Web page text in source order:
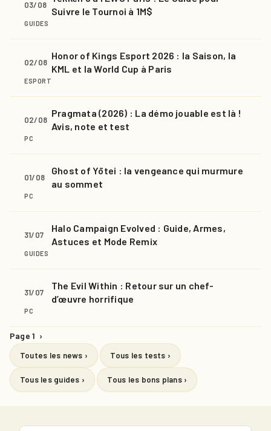
03/08
Suivre le Tournoi à 1M$
GUIDES
02/08
Honor of Kings Esport 2026 : la Saison, la
KML et la World Cup à Paris
ESPORT
02/08
Pragmata (2026) : La démo jouable est là !
Avis, note et test
PC
01/08
Ghost of Yōtei : la vengeance qui murmure
au sommet
PC
31/07
Halo Campaign Evolved : Guide, Armes,
Astuces et Mode Remix
GUIDES
31/07
The Evil Within : Retour sur un chef-
d’œuvre horrifique
PC
Page 1 ›
Toutes les news › Tous les tests ›
Tous les guides › Tous les bons plans ›